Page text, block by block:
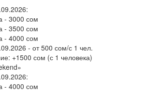
- 3000 сом
- 3500 сом
- 4000 сом
- от 500 сом/с 1 чел.
+1500 сом (с 1 человека)
- 4000 сом